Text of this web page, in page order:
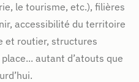
le tourisme, etc.), filières
accessibilité du territoire
et routier, structures
autant d’atouts que